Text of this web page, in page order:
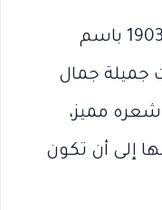
ولدت حبيبة مسيكة في عام 1903 باسم
جميلة جمال
مميز،
إلى أن تكون